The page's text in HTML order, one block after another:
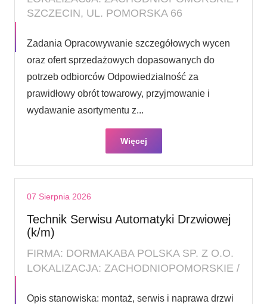
SZCZECIN, UL. POMORSKA 66
Zadania Opracowywanie szczegółowych wycen
oraz ofert sprzedażowych dopasowanych do
potrzeb odbiorców Odpowiedzialność za
prawidłowy obrót towarowy, przyjmowanie i
wydawanie asortymentu z...
Więcej
07 Sierpnia 2026
Technik Serwisu Automatyki Drzwiowej
(k/m)
FIRMA: DORMAKABA POLSKA SP. Z O.O.
LOKALIZACJA: ZACHODNIOPOMORSKIE /
Opis stanowiska: montaż, serwis i naprawa drzwi